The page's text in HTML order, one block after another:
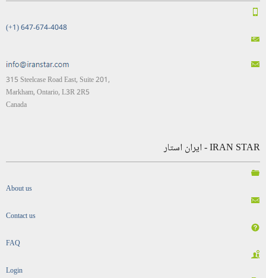
(+1) 647-674-4048
315 Steelcase Road East, Suite 201,
Markham, Ontario, L3R 2R5
Canada
IRAN STAR - ایران استار
About us
Contact us
FAQ
Login